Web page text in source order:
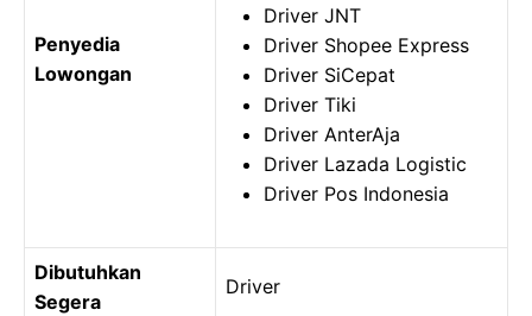
Penyedia
Lowongan
Driver JNT
Driver Shopee Express
Driver SiCepat
Driver Tiki
Driver AnterAja
Driver Lazada Logistic
Driver Pos Indonesia
Dibutuhkan
Segera
Driver